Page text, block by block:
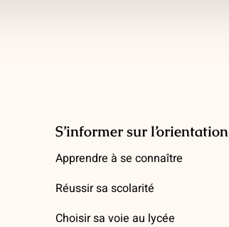
S’informer sur l’orientation
Apprendre à se connaître
Réussir sa scolarité
Choisir sa voie au lycée